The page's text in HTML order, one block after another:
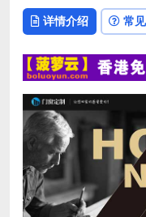
详情介绍 常